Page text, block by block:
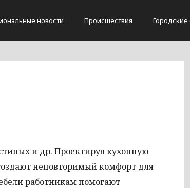
новости Происшествия Городские
и др. Проектируя кухонную
неповторимый комфорт для
работникам помогают